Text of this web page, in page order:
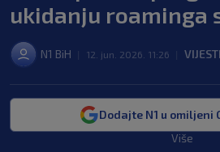
ukidanju roaminga
N1 BiH 12. jun. 2026. 11:26 VIJESTI
Dodajte N1 u omiljeni
Više